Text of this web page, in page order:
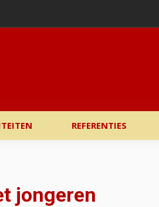
REFERENTIES
jongeren